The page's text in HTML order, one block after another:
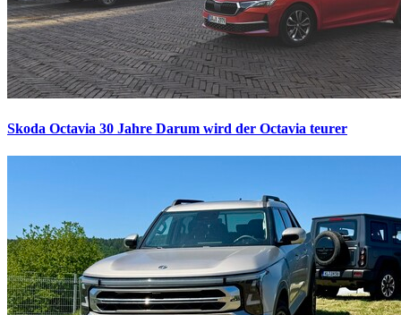
Skoda Octavia 30 Jahre Darum wird der Octavia teurer